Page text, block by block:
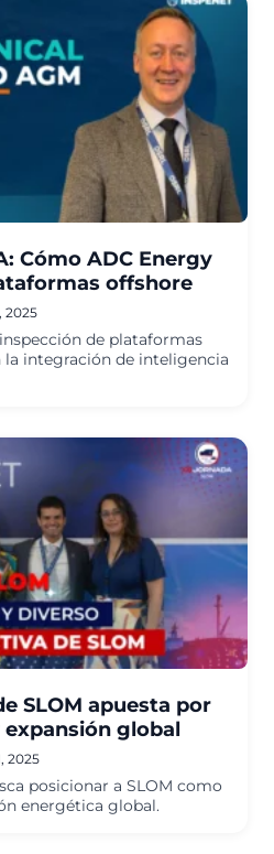
Cómo ADC Energy
offshore
2025
de plataformas
integración de inteligencia
SLOM apuesta por
global
2025
posicionar a SLOM como
energética global.